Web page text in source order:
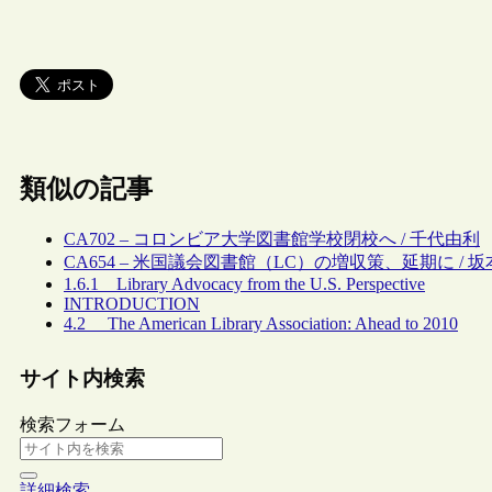
類似の記事
CA702 – コロンビア大学図書館学校閉校へ / 千代由利
CA654 – 米国議会図書館（LC）の増収策、延期に / 坂
1.6.1 Library Advocacy from the U.S. Perspective
INTRODUCTION
4.2 The American Library Association: Ahead to 2010
サイト内検索
検索フォーム